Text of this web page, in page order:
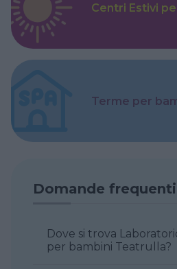
Centri Estivi
Terme per
Domande frequenti
Dove si trova
per bambini Teatrulla?